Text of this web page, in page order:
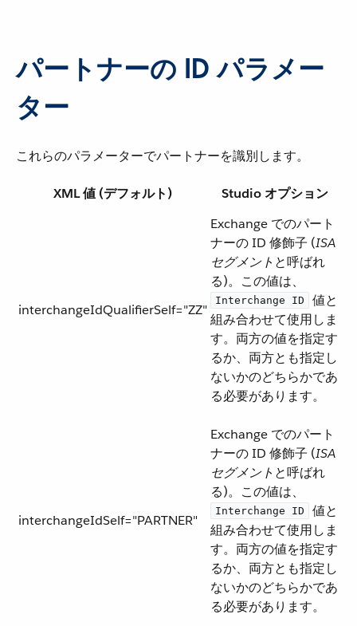
パートナーの ID パラメー
ター
これらのパラメーターでパートナーを識別します。
XML 値 (デフォルト) Studio オプション
interchangeIdQualifierSelf="ZZ"
Exchange でのパート
ナーの ID 修飾子 (​ISA
セグメント ​と呼ばれ
る)。この値は、​
Interchange ID
​ 値と
組み合わせて使用しま
す。両方の値を指定す
るか、両方とも指定し
ないかのどちらかであ
る必要があります。
interchangeIdSelf="PARTNER"
Exchange でのパート
ナーの ID 修飾子 (​ISA
セグメント ​と呼ばれ
る)。この値は、​
Interchange ID
​ 値と
組み合わせて使用しま
す。両方の値を指定す
るか、両方とも指定し
ないかのどちらかであ
る必要があります。